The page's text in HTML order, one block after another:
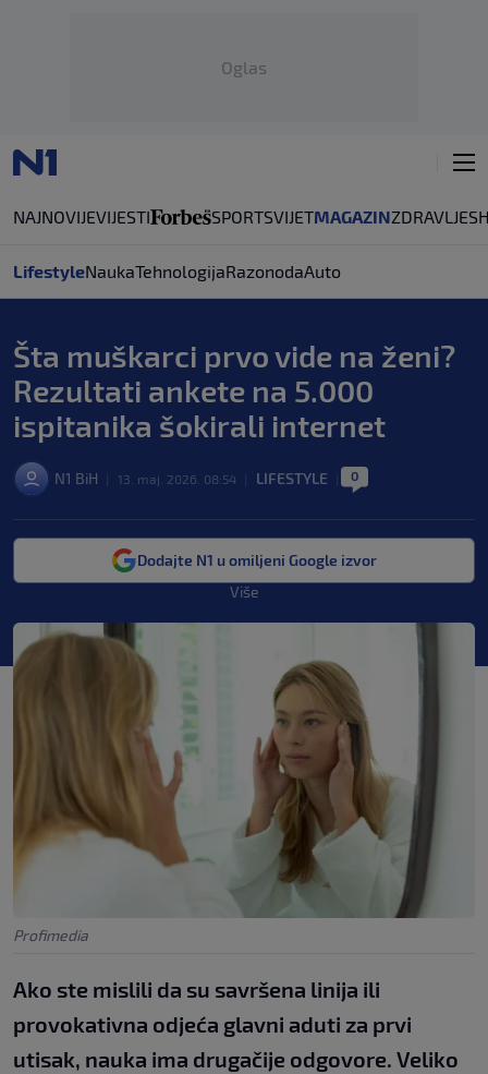
Oglas
NAJNOVIJEVIJESTI SPORTSVIJETMAGAZINZDRAVLJE
LifestyleNaukaTehnologijaRazonodaAuto
Šta muškarci prvo vide na ženi?
Rezultati ankete na 5.000
ispitanika šokirali internet
N1 BiH 13. maj. 2026. 08:54 LIFESTYLE 0
Dodajte N1 u omiljeni Google izvor
Više
Profimedia
Ako ste mislili da su savršena linija ili
provokativna odjeća glavni aduti za prvi
utisak, nauka ima drugačije odgovore. Veliko